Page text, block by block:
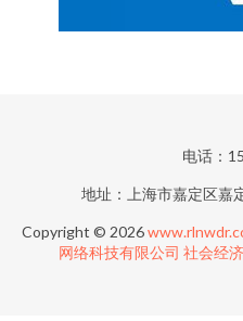
电话：
地址：上海市嘉定区嘉
Copyright © 2026
网络科技有限公司 社会经